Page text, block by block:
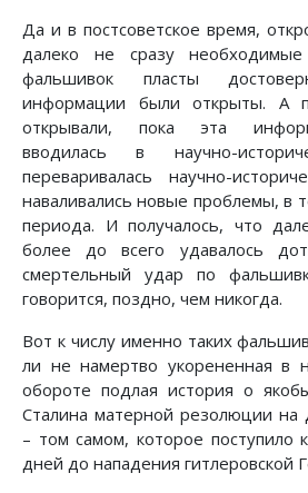
Да и в постсоветское время,
далеко не сразу
фальшивок пласты
информации были открыты. А
открывали, пока эта
вводилась в научно-
переваривалась научно-
наваливались новые проблемы, в
периода. И получалось, что
более до всего удавалось
смертельный удар по
говорится, поздно, чем никогда.
Вот к числу именно таких
ли не намертво укорененная в
обороте подлая история о
Сталина матерной резолюции на
– том самом, которое поступило
дней до нападения гитлеровской